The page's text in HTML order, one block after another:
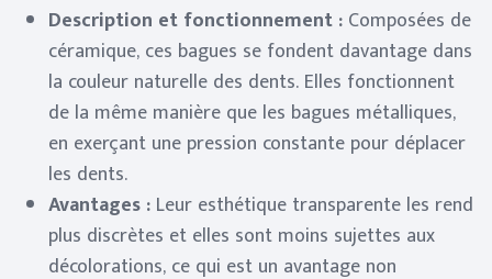
Description et fonctionnement : Composées de
céramique, ces bagues se fondent davantage dans
la couleur naturelle des dents. Elles fonctionnent
de la même manière que les bagues métalliques,
en exerçant une pression constante pour déplacer
les dents.
Avantages : Leur esthétique transparente les rend
plus discrètes et elles sont moins sujettes aux
décolorations, ce qui est un avantage non